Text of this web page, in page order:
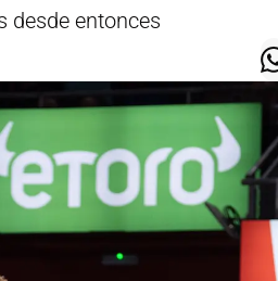
desde entonces